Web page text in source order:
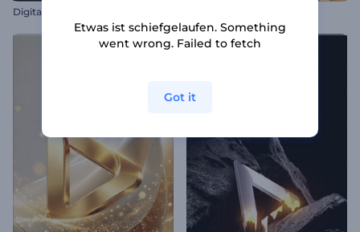
Digitales Stromkreis-Linien-Logo
Etwas ist schiefgelaufen. Something
went wrong. Failed to fetch
Got it